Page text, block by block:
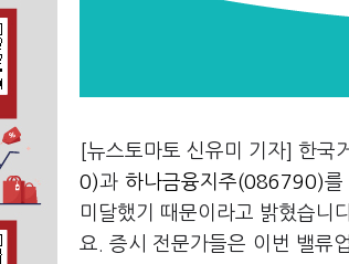
[뉴스토마토 신유미 기자] 한국
0)과하나금융지주(086790)를
미달했기 때문이라고 밝혔습니
요. 증시 전문가들은 이번 밸류